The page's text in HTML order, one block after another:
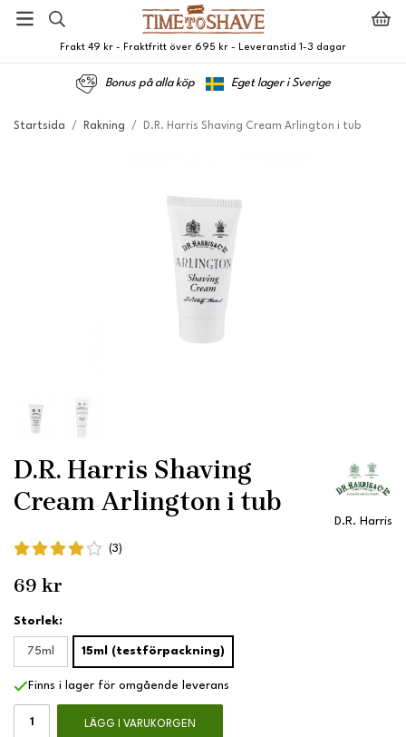
Frakt 49 kr - Fraktfritt över 695 kr - Leveranstid 1-3 dagar
Bonus på alla köp Eget lager i Sverige
Startsida / Rakning / D.R. Harris Shaving Cream Arlington i tub
D.R. Harris Shaving
Cream Arlington i tub
D.R. Harris
(3)
69 kr
Storlek:
75ml 15ml (testförpackning)
Finns i lager för omgående leverans
LÄGG I VARUKORGEN